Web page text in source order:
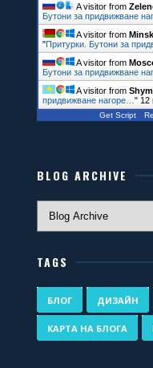
A visitor from
Бутони за придвижване
A visitor from
"Притурки. Бутони за
A visitor from
Бутони за придвижване
A visitor from
придвижване нагоре…" 12
Get Script
BLOG ARCHIVE
TAGS
БЛОГ ДИЗАЙН
КАРТА НА БЛОГА